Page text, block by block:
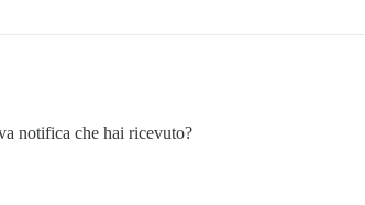
notifica che hai ricevuto?